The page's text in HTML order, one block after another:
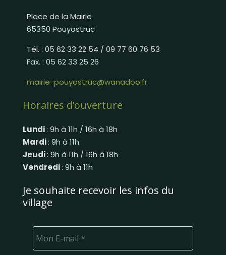
Place de la Mairie
65350 Pouyastruc
Tél. : 05 62 33 22 54 / 09 77 60 76 53
Fax. : 05 62 33 25 26
mairie-pouyastruc@wanadoo.fr
Horaires d’ouverture
Lundi: 9h à 11h / 16h à 18h
Mardi: 9h à 11h
Jeudi: 9h à 11h / 16h à 18h
Vendredi: 9h à 11h
Je souhaite recevoir les infos du
village